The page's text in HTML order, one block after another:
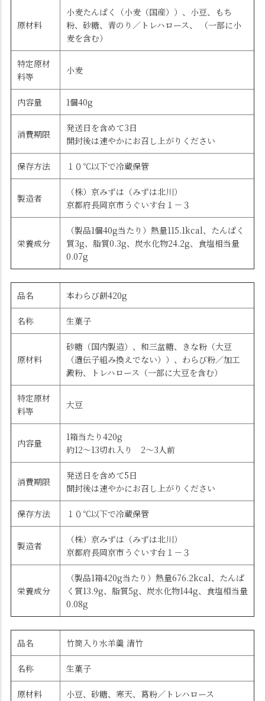
原材料
小麦たんぱく（小麦（国産））、小豆、もち
粉、砂糖、青のり／トレハロース、 （一部に小
麦を含む）
特定原材
料等
小麦
内容量 1個40g
消費期限
発送日を含めて3日
開封後は速やかにお召し上がりください
保存方法 １０℃以下で冷蔵保管
製造者
（株）京みずは（みずは北川）
京都府長岡京市うぐいす台１－３
栄養成分
（製品1個40g当たり）熱量115.1kcal、たんぱく
質3g、脂質0.3g、炭水化物24.2g、食塩相当量
0.07g
品名 本わらび餅420g
名称 生菓子
原材料
砂糖（国内製造）、和三盆糖、きな粉（大豆
（遺伝子組み換えでない））、わらび粉／加工
澱粉、トレハロース（一部に大豆を含む）
特定原材
料等
大豆
内容量
1箱当たり420g
約12～13切れ入り 2～3人前
消費期限
発送日を含めて5日
開封後は速やかにお召し上がりください
保存方法 １０℃以下で冷蔵保管
製造者
（株）京みずは（みずは北川）
京都府長岡京市うぐいす台１－３
栄養成分
（製品1箱420g当たり）熱量676.2kcal、たんぱ
く質13.9g、脂質5g、炭水化物144g、食塩相当量
0.08g
品名 竹筒入り水羊羹 清竹
名称 生菓子
原材料 小豆、砂糖、寒天、葛粉／トレハロース